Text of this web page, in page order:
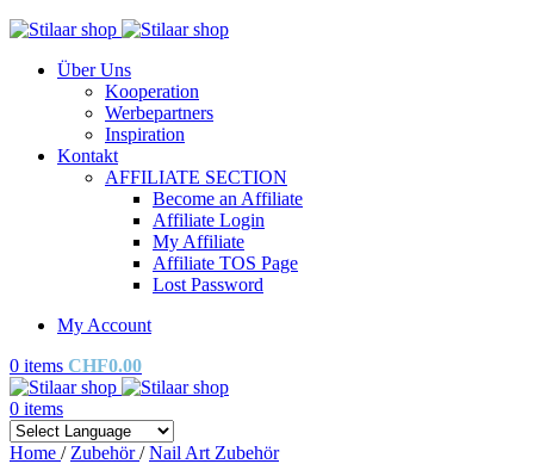
Über Uns
Kooperation
Werbepartners
Inspiration
Kontakt
AFFILIATE SECTION
Become an Affiliate
Affiliate Login
My Affiliate
Affiliate TOS Page
Lost Password
My Account
0 items CHF0.00
0 items
Home / Zubehör/ Nail Art Zubehör